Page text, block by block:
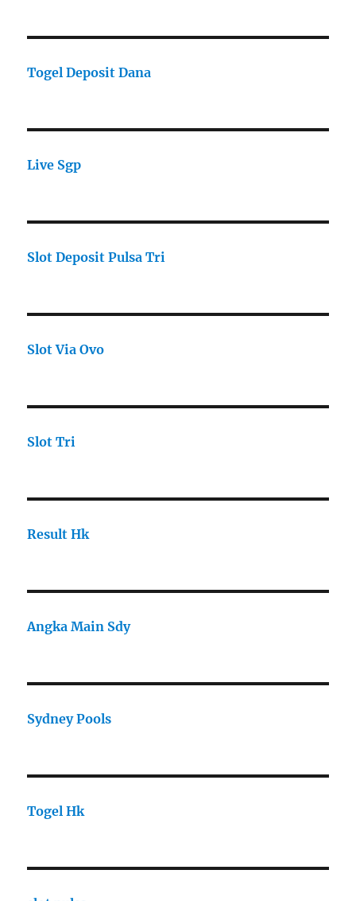
Togel Deposit Dana
Live Sgp
Slot Deposit Pulsa Tri
Slot Via Ovo
Slot Tri
Result Hk
Angka Main Sdy
Sydney Pools
Togel Hk